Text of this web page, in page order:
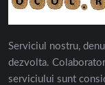
Serviciul nostru,
dezvolta.
serviciului sunt